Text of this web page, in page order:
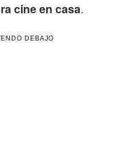
cine en casa.